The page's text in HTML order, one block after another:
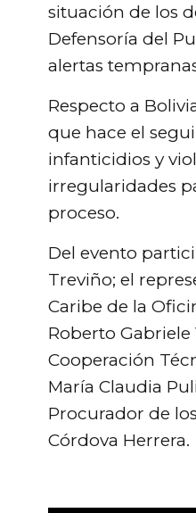
situación de los
Defensoría del
alertas
Respecto a
que hace el
infanticidios y
irregularidades
proceso.
Del evento
Treviño; el
Caribe de la
Roberto
Cooperación
María Claudia
Procurador de
Córdova Herrera.